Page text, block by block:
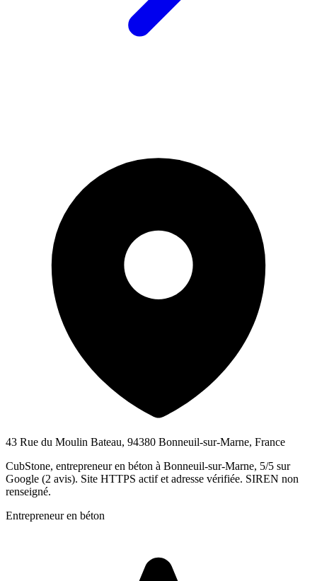
43 Rue du Moulin Bateau, 94380 Bonneuil-sur-Marne, France
CubStone, entrepreneur en béton à Bonneuil-sur-Marne, 5/5 sur
Google (2 avis). Site HTTPS actif et adresse vérifiée. SIREN non
renseigné.
Entrepreneur en béton